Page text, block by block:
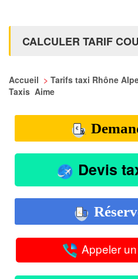
CALCULER TARIF
Accueil > Tarifs taxi Rhône
Taxis Aime
Devis
Appeler